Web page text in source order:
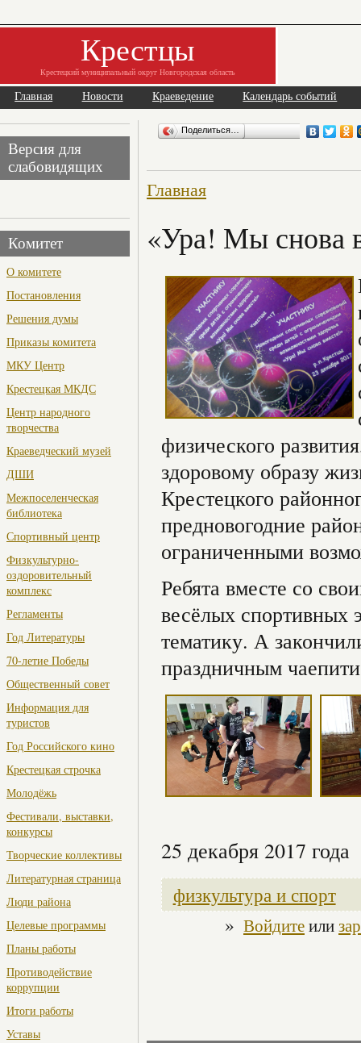
Крестцы
Крестецкий муниципальный округ Новгородская область
Главная Новости Краеведение Календарь событий
Версия для
слабовидящих
Комитет
О комитете
Постановления
Решения думы
Приказы комитета
МКУ Центр
Крестецкая МКДС
Центр народного
творчества
Краеведческий музей
ДШИ
Межпоселенческая
библиотека
Спортивный центр
Физкультурно-
оздоровительный
комплекс
Регламенты
Год Литературы
70-летие Победы
Общественный совет
Информация для
туристов
Год Российского кино
Крестецкая строчка
Молодёжь
Фестивали, выставки,
конкурсы
Творческие коллективы
Литературная страница
Люди района
Целевые программы
Планы работы
Противодействие
коррупции
Итоги работы
Уставы
Поделиться…
Главная
«Ура! Мы снова
физического
здоровому образу
Крестецкого
предновогодние
ограниченными
Ребята вместе со
весёлых спортивных
тематику. А
праздничным
25 декабря 2017 года
физкультура и спорт
» Войдитеили